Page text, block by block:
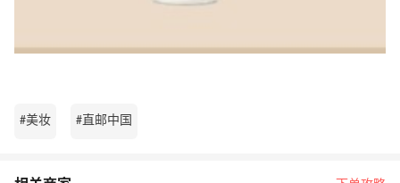
#美妆 #直邮中国